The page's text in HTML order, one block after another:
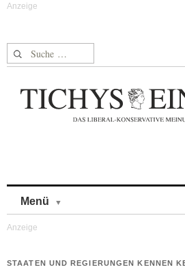
Suche nach:
Menü
STAATEN UND REGIERUNGEN KENNEN